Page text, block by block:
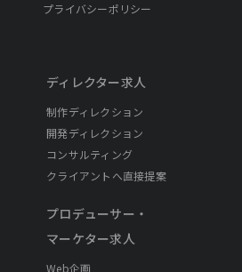
プライバシーポリシー
ディレクター求人
制作ディレクション
開発ディレクション
コンサルティング
クライアントへ直接提案
プロデューサー・
マーケター求人
Web企画